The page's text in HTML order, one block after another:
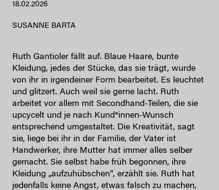
18.02.2026
SUSANNE BARTA
Ruth Gantioler fällt auf. Blaue Haare, bunte
Kleidung, jedes der Stücke, das sie trägt, wurde
von ihr in irgendeiner Form bearbeitet. Es leuchtet
und glitzert. Auch weil sie gerne lacht. Ruth
arbeitet vor allem mit Secondhand-Teilen, die sie
upcycelt und je nach Kund*innen-Wunsch
entsprechend umgestaltet. Die Kreativität, sagt
sie, liege bei ihr in der Familie, der Vater ist
Handwerker, ihre Mutter hat immer alles selber
gemacht. Sie selbst habe früh begonnen, ihre
Kleidung „aufzuhübschen“, erzählt sie. Ruth hat
jedenfalls keine Angst, etwas falsch zu machen,